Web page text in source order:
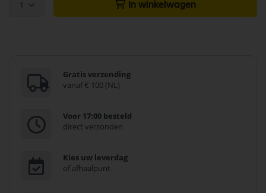
1 In winkelwagen
Gratis verzending
vanaf € 100 (NL)
Voor 17:00 besteld
direct verzonden
Kies uw leverdag
of afhaalpunt